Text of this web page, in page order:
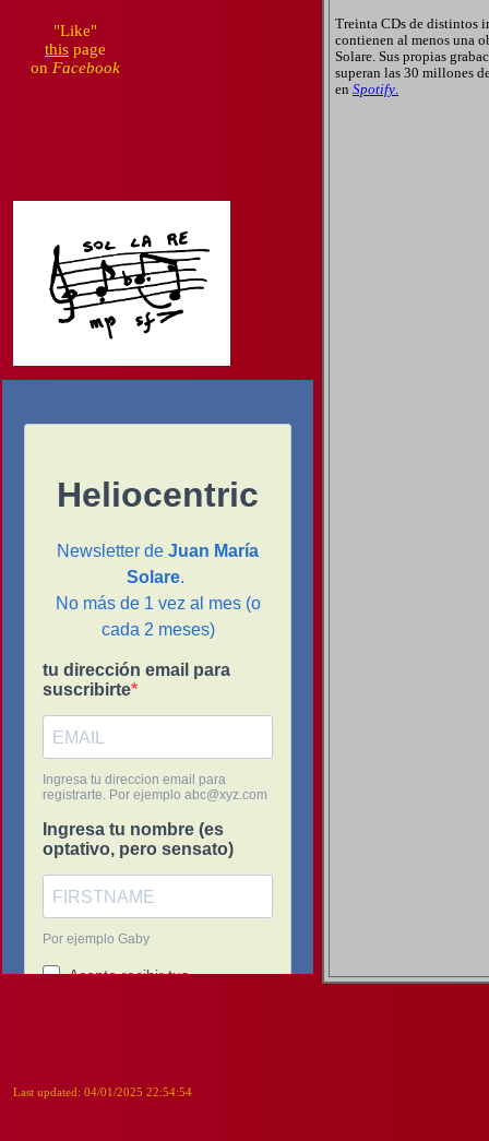
Treinta CDs de distintos
contienen al menos una
Solare. Sus propias
superan las 30 millones
en Spotify.
Last updated: 04/01/2025 22:54:54
"Like"
this page
on Facebook